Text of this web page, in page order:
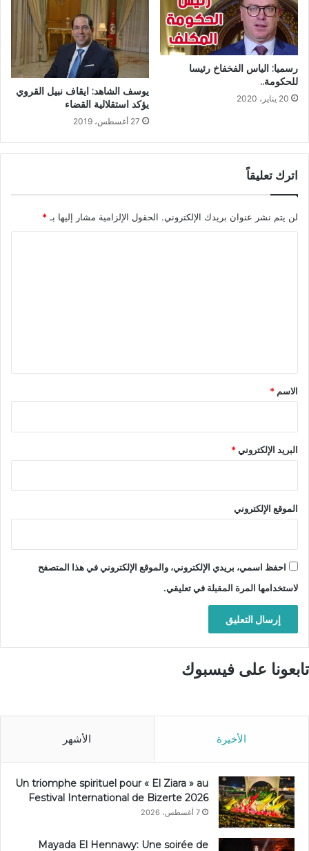
رسميا: الياس الفخفاخ رئيسا
للحكومة..
20 يناير، 2020
يوسف الشاهد: ايقاف نبيل القروي
يؤكد استقلالية القضاء
27 أغسطس، 2019
اترك تعليقاً
لن يتم نشر عنوان بريدك الإلكتروني. الحقول الإلزامية مشار إليها بـ *
*
الاسم *
البريد الإلكتروني*
الموقع الإلكتروني
احفظ اسمي، بريدي الإلكتروني، والموقع الإلكتروني في هذا المتصفح
لاستخدامها المرة المقبلة في تعليقي.
تابعونا على فيسبوك
الأخيرة الأشهر
Un triomphe spirituel pour « El Ziara » au
Festival International de Bizerte 2026
7 أغسطس، 2026
Mayada El Hennawy: Une soirée de